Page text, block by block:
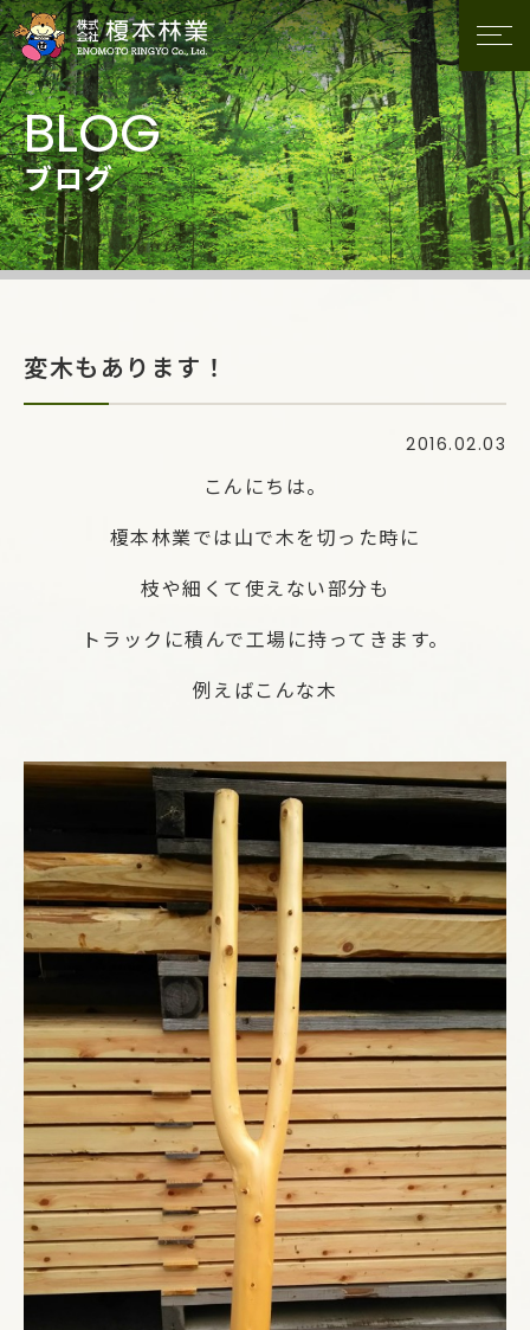
ブログ
変木もあります！
2016.02.03
こんにちは。
榎本林業では山で木を切った時に
枝や細くて使えない部分も
トラックに積んで工場に持ってきます。
例えばこんな木